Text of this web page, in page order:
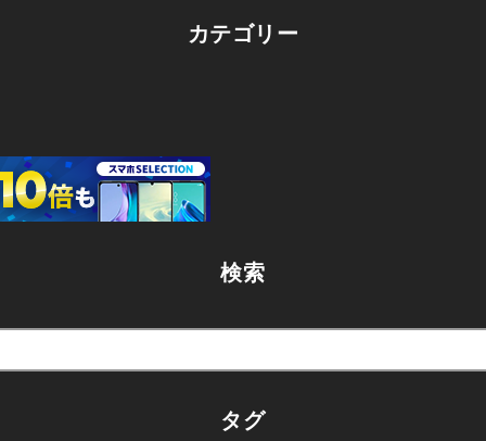
カテゴリー
検索
タグ